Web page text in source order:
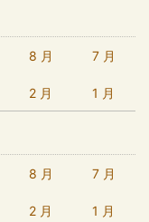
8 月 7 月
2 月 1 月
8 月 7 月
2 月 1 月